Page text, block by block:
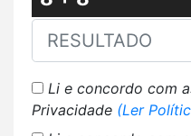
Li e concordo com
Privacidade (Ler